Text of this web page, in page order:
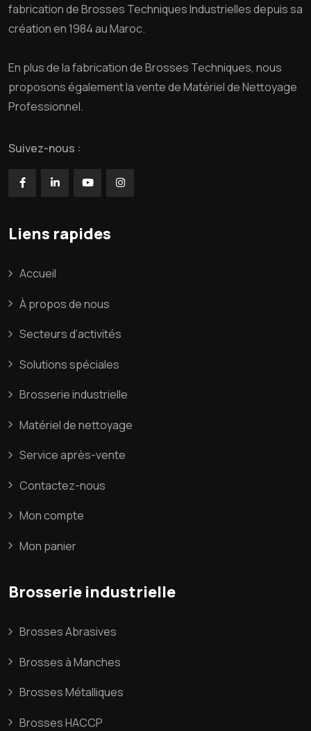
fabrication de Brosses Techniques Industrielles depuis sa
création en 1984 au Maroc.
En plus de la fabrication de Brosses Techniques, nous
proposons également la vente de Matériel de Nettoyage
Professionnel.
Suivez-nous :
Liens rapides
Accueil
À propos de nous
Secteurs d’activités
Solutions spéciales
Brosserie industrielle
Matériel de nettoyage
Service après-vente
Contactez-nous
Mon compte
Mon panier
Brosserie industrielle
Brosses Abrasives
Brosses à Manches
Brosses Métalliques
Brosses HACCP